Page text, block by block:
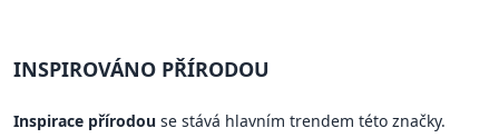
INSPIROVÁNO PŘÍRODOU
Inspirace přírodou se stává hlavním trendem této značky.